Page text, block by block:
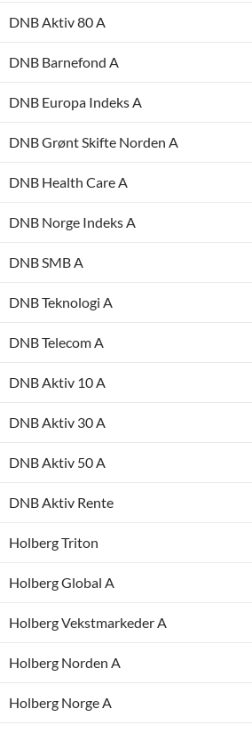
DNB Aktiv 80 A
DNB Barnefond A
DNB Europa Indeks A
DNB Grønt Skifte Norden A
DNB Health Care A
DNB Norge Indeks A
DNB SMB A
DNB Teknologi A
DNB Telecom A
DNB Aktiv 10 A
DNB Aktiv 30 A
DNB Aktiv 50 A
DNB Aktiv Rente
Holberg Triton
Holberg Global A
Holberg Vekstmarkeder A
Holberg Norden A
Holberg Norge A